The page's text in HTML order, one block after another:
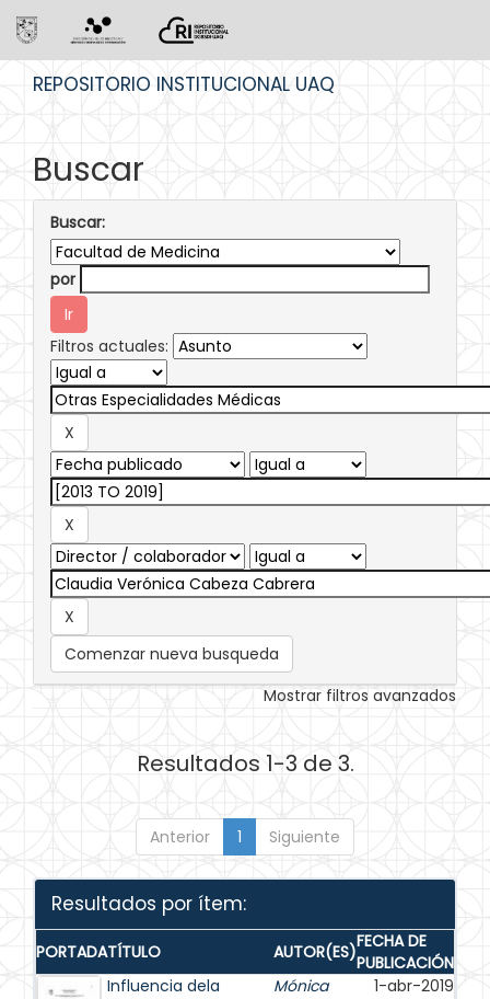
REPOSITORIO INSTITUCIONAL UAQ
Buscar
Buscar:
por
Filtros actuales:
Comenzar nueva busqueda
Mostrar filtros avanzados
Resultados 1-3 de 3.
Anterior 1 Siguiente
Resultados por ítem:
PORTADATÍTULO AUTOR(ES)FECHA DE
PUBLICACIÓN
Influencia dela
Mónica
1-abr-2019